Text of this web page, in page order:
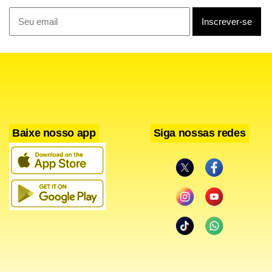
presas.
internacionais.
Baixe nosso app Siga nossas redes